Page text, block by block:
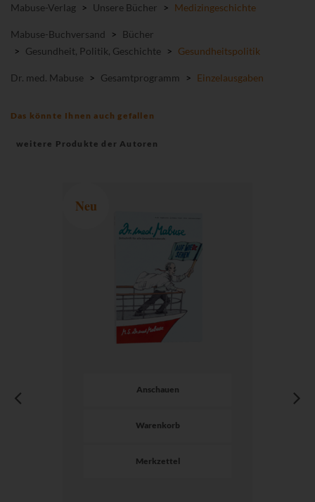
Mabuse-Verlag > Unsere Bücher > Medizingeschichte
Mabuse-Buchversand > Bücher
> Gesundheit, Politik, Geschichte > Gesundheitspolitik
Dr. med. Mabuse > Gesamtprogramm > Einzelausgaben
Das könnte Ihnen auch gefallen
weitere Produkte der Autoren
Neu
Anschauen
Warenkorb
Merkzettel